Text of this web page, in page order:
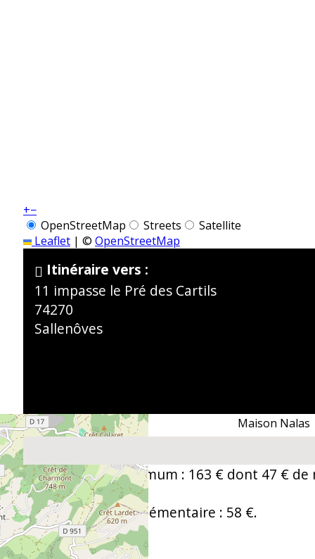
Maison Nalas
+−
OpenStreetMap
Streets
Satellite
Leaflet | © OpenStreetMap
Itinéraire vers :
11 impasse le Pré des Cartils
74270
Sallenôves
Tarif 2 nuits minimum : 163 € dont 47 € de
de maison.
Tarif nuitée supplémentaire : 58 €.
Semaine : 437 €.